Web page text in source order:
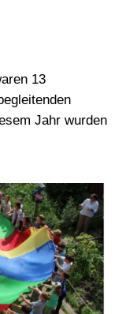
13
Jahr wurden